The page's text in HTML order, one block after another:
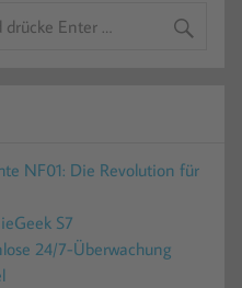
NF01: Die Revolution für
S7
24/7-Überwachung